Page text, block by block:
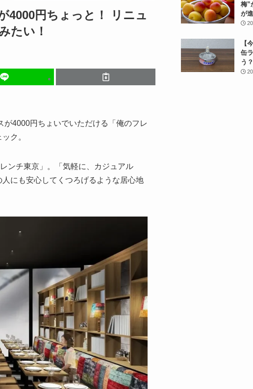
4000円ちょっと！ リニュ
たい！
4000円ちょいでいただける「俺のフレ
ク。
ンチ東京」。「気軽に、カジュアル
にも安心してくつろげるような居心地
梅”
が
【
缶
う